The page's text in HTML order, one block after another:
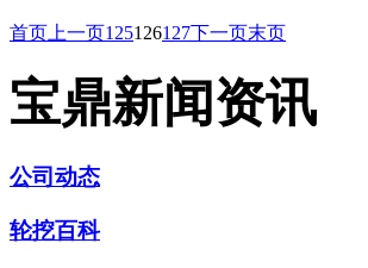
首页 上一页125126127下一页末页
宝鼎新闻资讯
公司动态
轮挖百科